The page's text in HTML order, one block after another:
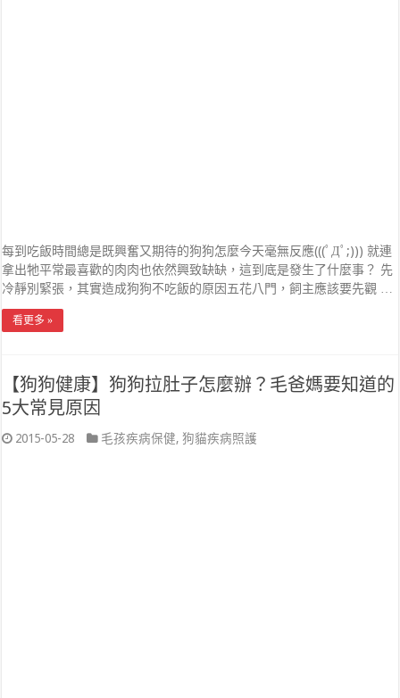
每到吃飯時間總是既興奮又期待的狗狗怎麼今天毫無反應(((ﾟДﾟ;))) 就連
拿出牠平常最喜歡的肉肉也依然興致缺缺，這到底是發生了什麼事？ 先
冷靜別緊張，其實造成狗狗不吃飯的原因五花八門，飼主應該要先觀 …
看更多 »
【狗狗健康】狗狗拉肚子怎麼辦？毛爸媽要知道的
5大常見原因
2015-05-28 毛孩疾病保健,狗貓疾病照護